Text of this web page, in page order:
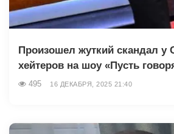
Произошел жуткий скандал у
хейтеров на шоу «Пусть
495 16 ДЕКАБРЯ, 2025 21:40